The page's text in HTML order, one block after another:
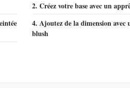
2. Créez votre base avec un
4. Ajoutez de la dimension
blush